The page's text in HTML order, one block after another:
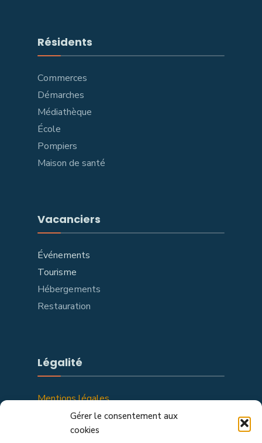
Gérer le consentement aux
cookies
Résidents
Commerces
Démarches
Médiathèque
École
Pompiers
Maison de santé
Vacanciers
Événements
Tourisme
Hébergements
Restauration
Légalité
Mentions légales
Politique de confidentialité